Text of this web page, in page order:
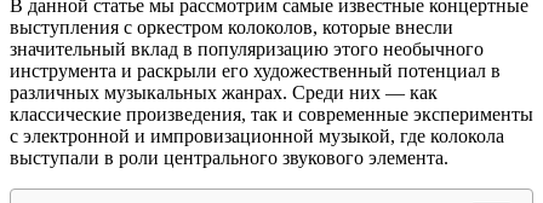
В данной статье мы рассмотрим самые известные концертные
выступления с оркестром колоколов, которые внесли
значительный вклад в популяризацию этого необычного
инструмента и раскрыли его художественный потенциал в
различных музыкальных жанрах. Среди них — как
классические произведения, так и современные эксперименты
с электронной и импровизационной музыкой, где колокола
выступали в роли центрального звукового элемента.